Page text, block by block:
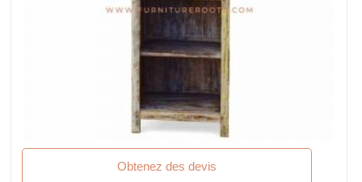
Obtenez des devis